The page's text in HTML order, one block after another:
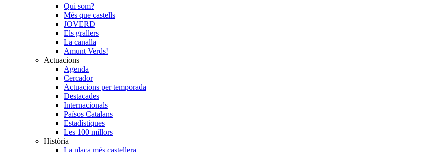
Qui som?
Més que castells
JOVERD
Els grallers
La canalla
Amunt Verds!
Actuacions
Agenda
Cercador
Actuacions per temporada
Destacades
Internacionals
Països Catalans
Estadístiques
Les 100 millors
Història
La plaça més castellera